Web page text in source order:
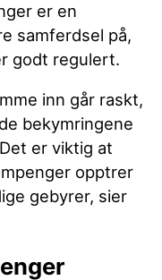
er en
samferdsel på,
godt regulert.
inn går raskt,
bekymringene
er viktig at
opptrer
gebyrer, sier